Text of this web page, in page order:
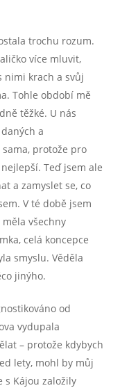
trochu rozum.
více mluvit,
nimi krach a svůj
Tohle období mě
těžké. U nás
a
protože pro
Teď jsem ale
a zamyslet se, co
V té době jsem
všechny
celá koncepce
smyslu. Věděla
jinýho.
od
vydupala
– protože kdybych
lety, mohl by můj
s Kájou založily